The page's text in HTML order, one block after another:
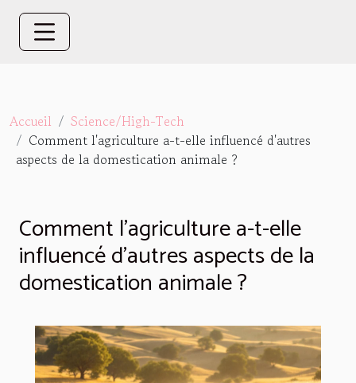
Accueil
Science/High-Tech
Comment l'agriculture a-t-elle influencé d'autres
aspects de la domestication animale ?
Comment l'agriculture a-t-elle
influencé d'autres aspects de la
domestication animale ?